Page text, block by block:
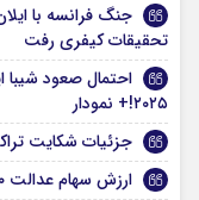
جنگ فرانسه با
تحقیقات کیفری رفت
احتمال صعود شیبا
۲۰۲۵!+ نمودار
جزئیات شکایت
ارزش سهام عدالت ۵۰۰ هزار تومانی ها اعلام شد (۳ اردیبهشت)